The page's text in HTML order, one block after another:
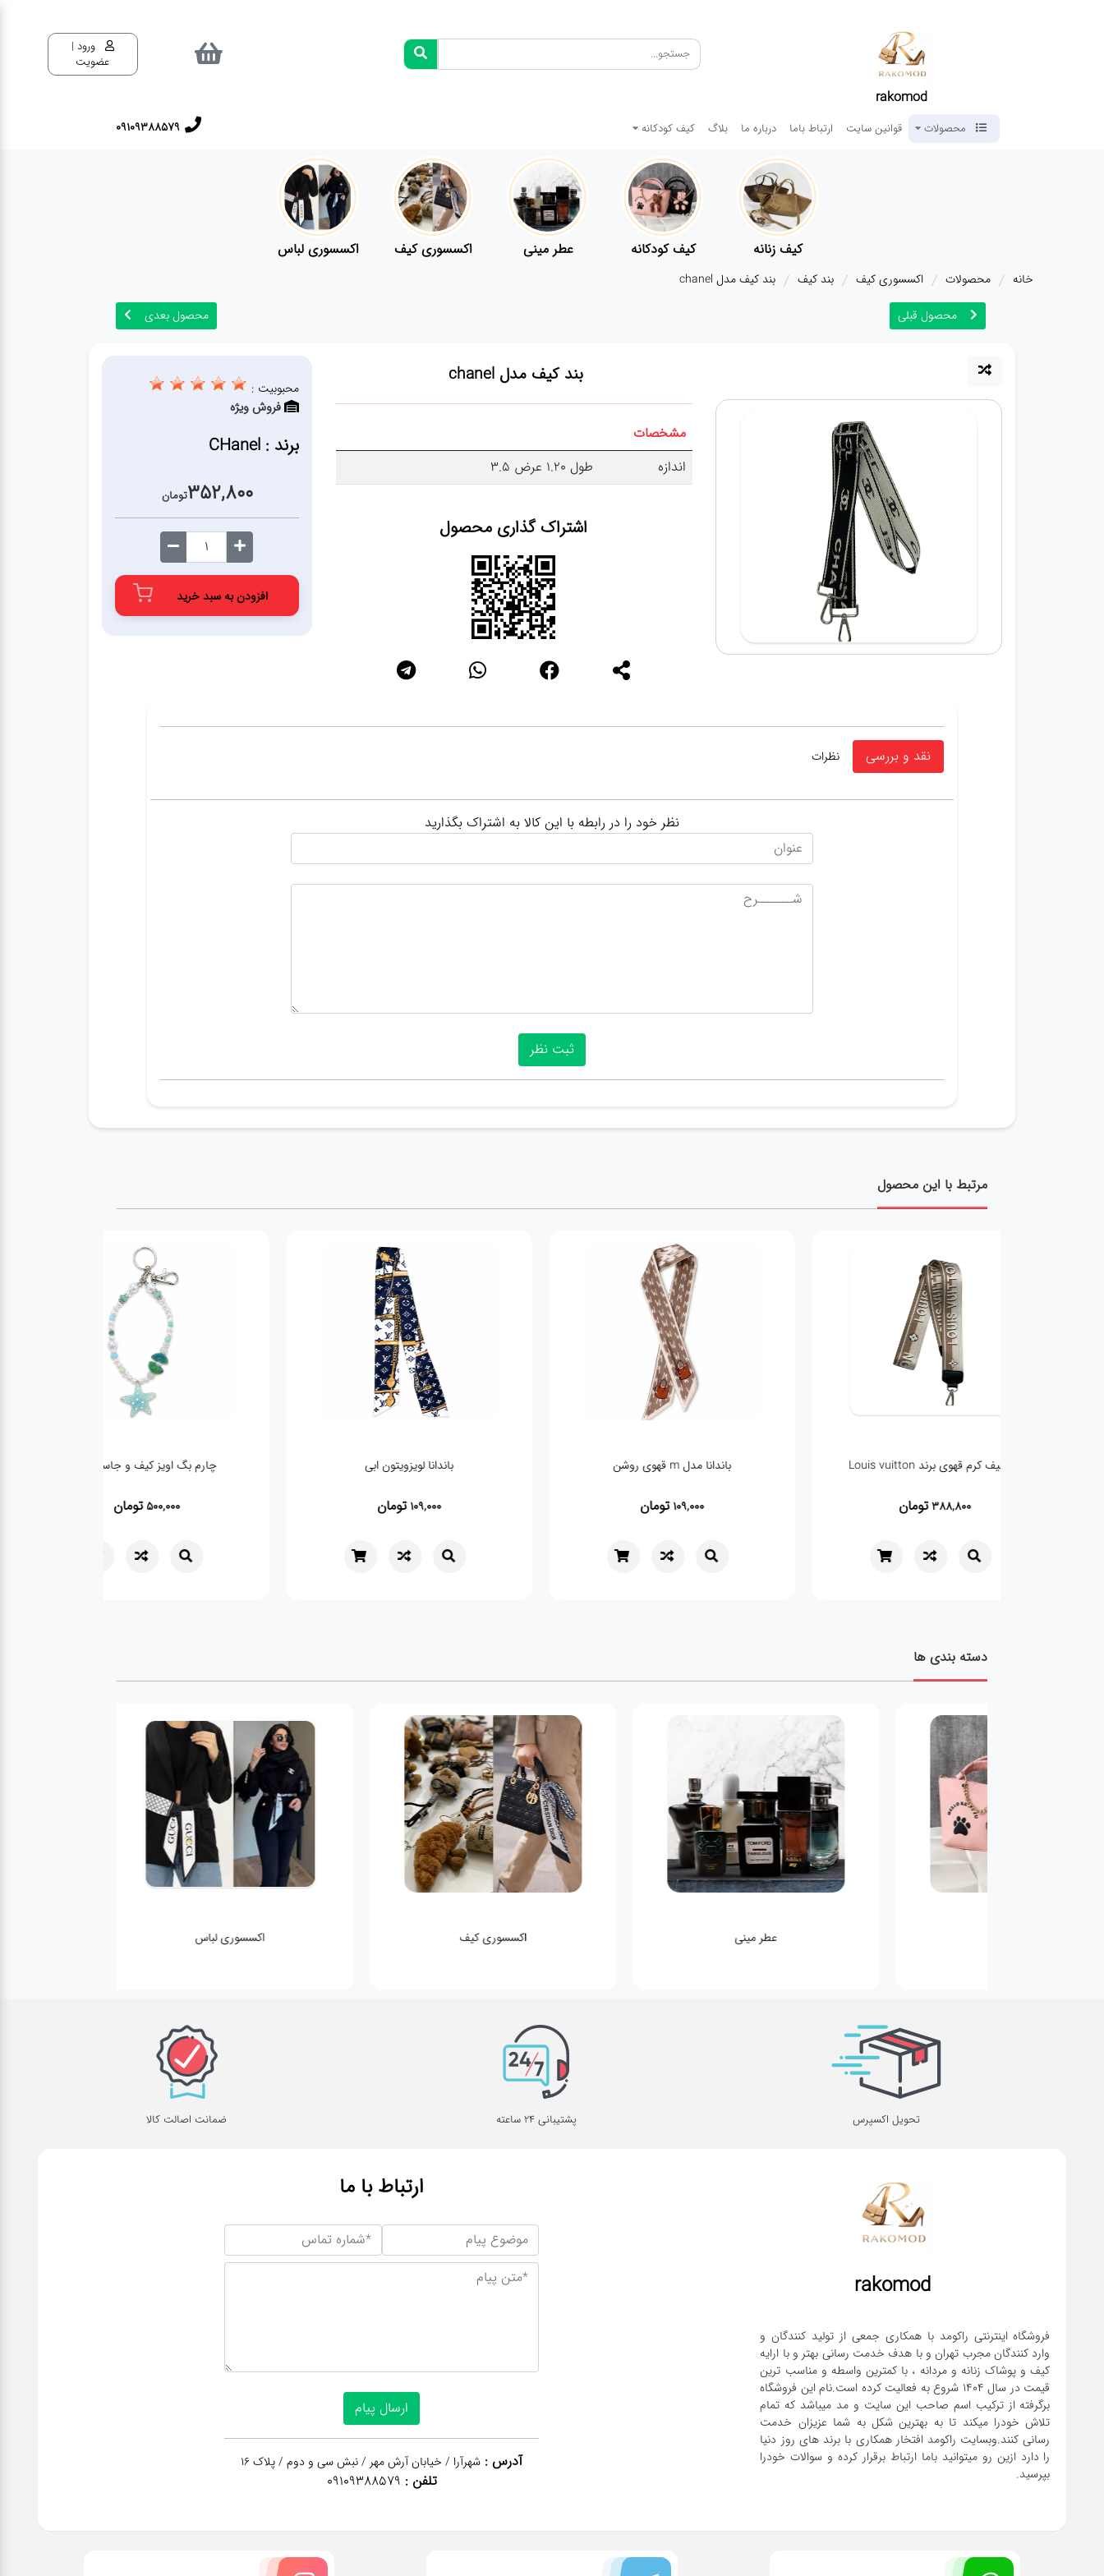
rakomod
ورود |
عضویت
محصولات قوانین سایت ارتباط باما درباره ما بلاگ کیف کودکانه 09109388579
کیف زنانه کیف کودکانه عطر مینی اکسسوری کیف اکسسوری لباس
خانه محصولات اکسسوری کیف بند کیف
بند کیف مدل chanel
محصول قبلی
محصول بعدی
بند کیف مدل chanel
مشخصات
اندازه
طول 1.20 عرض 3.5
اشتراک گذاری محصول
محبوبیت :
فروش ویژه
برند : CHanel
352,800تومان
افزودن به سبد خرید
نقد و بررسی نظرات
نظر خود را در رابطه با این کالا به اشتراک بگذارید
مرتبط با این محصول
بند کیف کرم قهوی برند Louis vuitton
388,800
باندانا مدل m قهوی روشن
109,000
باندانا لویزویتون ابی
109,000
چارم بگ اویز کیف و جاسویچی
500,000
دسته بندی ها
عطر مینی اکسسوری کیف اکسسوری لباس
تحویل اکسپرس پشتیبانی 24 ساعته ضمانت اصالت کالا
rakomod
فروشگاه اینترنتی راکومد با همکاری جمعی از تولید کنندگان و
وارد کنندگان مجرب تهران و با هدف خدمت رسانی بهتر و با ارایه
کیف و پوشاک زنانه و مردانه ، با کمترین واسطه و مناسب ترین
قیمت در سال 1404 شروع به فعالیت کرده است.نام این فروشگاه
برگرفته از ترکیب اسم صاحب این سایت و مد میباشد که تمام
تلاش خودرا میکند تا به بهترین شکل به شما عزیزان خدمت
رسانی کنند.وبسایت راکومد افتخار همکاری با برند های روز دنیا
را دارد ازین رو میتوانید باما ارتباط برقرار کرده و سوالات خودرا
بپرسید.
ارتباط با ما
آدرس : شهرآرا / خیابان آرش مهر / نبش سی و دوم / پلاک 16
تلفن : 09109388579